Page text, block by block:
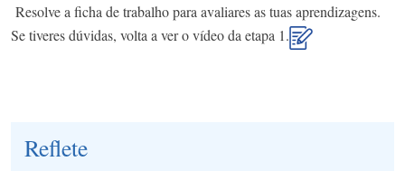
Resolve a ficha de trabalho para avaliares as tuas aprendizagens.
Se tiveres dúvidas, volta a ver o vídeo da etapa 1.
Reflete